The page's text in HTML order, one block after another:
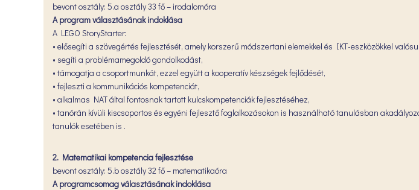
bevont osztály: 5.a osztály 33 fő – irodalomóra
A program választásának indoklása
A LEGO StoryStarter:
• elősegíti a szövegértés fejlesztését, amely korszerű módszertani elemekkel és IKT-eszközökkel
• segíti a problémamegoldó gondolkodást,
• támogatja a csoportmunkát, ezzel együtt a kooperatív készségek fejlődését,
• fejleszti a kommunikációs kompetenciát,
• alkalmas NAT által fontosnak tartott kulcskompetenciák fejlesztéséhez,
• tanórán kívüli kiscsoportos és egyéni fejlesztő foglalkozásokon is használható tanulásban
tanulók esetében is .
2. Matematikai kompetencia fejlesztése
bevont osztály: 5.b osztály 32 fő – matematikaóra
A programcsomag választásának indoklása